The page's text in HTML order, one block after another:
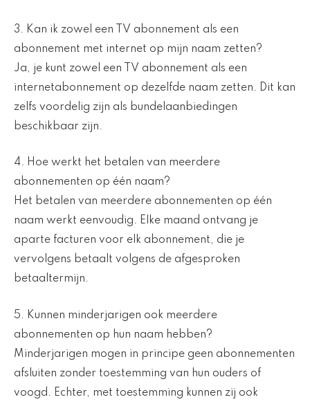
3. Kan ik zowel een TV abonnement als een
abonnement met internet op mijn naam zetten?
Ja, je kunt zowel een TV abonnement als een
internetabonnement op dezelfde naam zetten. Dit kan
zelfs voordelig zijn als bundelaanbiedingen
beschikbaar zijn.
4. Hoe werkt het betalen van meerdere
abonnementen op één naam?
Het betalen van meerdere abonnementen op één
naam werkt eenvoudig. Elke maand ontvang je
aparte facturen voor elk abonnement, die je
vervolgens betaalt volgens de afgesproken
betaaltermijn.
5. Kunnen minderjarigen ook meerdere
abonnementen op hun naam hebben?
Minderjarigen mogen in principe geen abonnementen
afsluiten zonder toestemming van hun ouders of
voogd. Echter, met toestemming kunnen zij ook